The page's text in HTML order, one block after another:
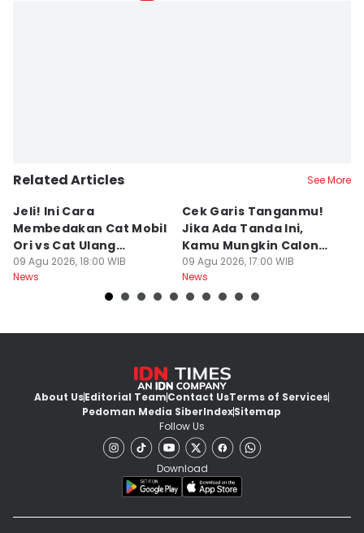
Related Articles See More
Jeli! Ini Cara
Membedakan Cat Mobil
Ori vs Cat Ulang
Oplosan saat Beli
kendaraan Bekas
09 Agu 2026, 18:00 WIB
News
Cek Garis Tanganmu!
Jika Ada Tanda Ini,
Kamu Mungkin Calon
Orang Sukses
09 Agu 2026, 17:00 WIB
News
About UsEditorial TeamContact UsTerms of Services
Pedoman Media SiberIndexSitemap
Follow Us
Download